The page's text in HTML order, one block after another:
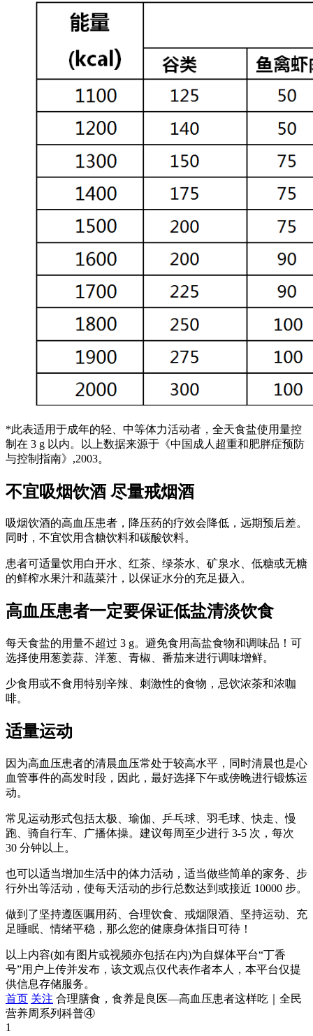
*此表适用于成年的轻、中等体力活动者，全天食盐使用量控
制在 3 g 以内。以上数据来源于《中国成人超重和肥胖症预防
与控制指南》,2003。
不宜吸烟饮酒 尽量戒烟酒
吸烟饮酒的高血压患者，降压药的疗效会降低，远期预后差。
同时，不宜饮用含糖饮料和碳酸饮料。
患者可适量饮用白开水、红茶、绿茶水、矿泉水、低糖或无糖
的鲜榨水果汁和蔬菜汁，以保证水分的充足摄入。
高血压患者一定要保证低盐清淡饮食
每天食盐的用量不超过 3 g。避免食用高盐食物和调味品！可
选择使用葱姜蒜、洋葱、青椒、番茄来进行调味增鲜。
少食用或不食用特别辛辣、刺激性的食物，忌饮浓茶和浓咖
啡。
适量运动
因为高血压患者的清晨血压常处于较高水平，同时清晨也是心
血管事件的高发时段，因此，最好选择下午或傍晚进行锻炼运
动。
常见运动形式包括太极、瑜伽、乒乓球、羽毛球、快走、慢
跑、骑自行车、广播体操。建议每周至少进行 3-5 次，每次
30 分钟以上。
也可以适当增加生活中的体力活动，适当做些简单的家务、步
行外出等活动，使每天活动的步行总数达到或接近 10000 步。
做到了坚持遵医嘱用药、合理饮食、戒烟限酒、坚持运动、充
足睡眠、情绪平稳，那么您的健康身体指日可待！
以上内容(如有图片或视频亦包括在内)为自媒体平台“丁香
号”用户上传并发布，该文观点仅代表作者本人，本平台仅提
供信息存储服务。
首页 关注 合理膳食，食养是良医—高血压患者这样吃｜全民
营养周系列科普④
1